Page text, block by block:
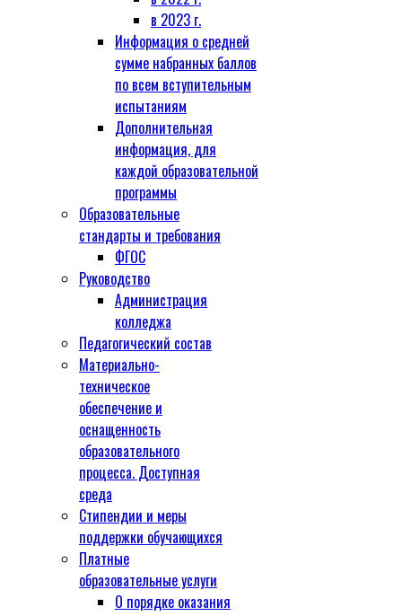
в 2023 г.
Информация о средней
сумме набранных баллов
по всем вступительным
испытаниям
Дополнительная
информация, для
каждой образовательной
программы
Образовательные
стандарты и требования
ФГОС
Руководство
Администрация
колледжа
Педагогический состав
Материально-
техническое
обеспечение и
оснащенность
образовательного
процесса. Доступная
среда
Стипендии и меры
поддержки обучающихся
Платные
образовательные услуги
О порядке оказания